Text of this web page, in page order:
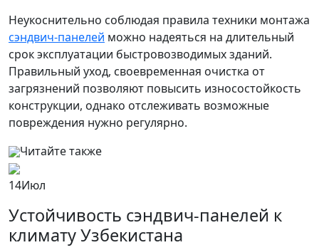
Неукоснительно соблюдая правила техники монтажа
сэндвич-панелей можно надеяться на длительный
срок эксплуатации быстровозводимых зданий.
Правильный уход, своевременная очистка от
загрязнений позволяют повысить износостойкость
конструкции, однако отслеживать возможные
повреждения нужно регулярно.
Читайте также
14Июл
Устойчивость сэндвич-панелей к
климату Узбекистана